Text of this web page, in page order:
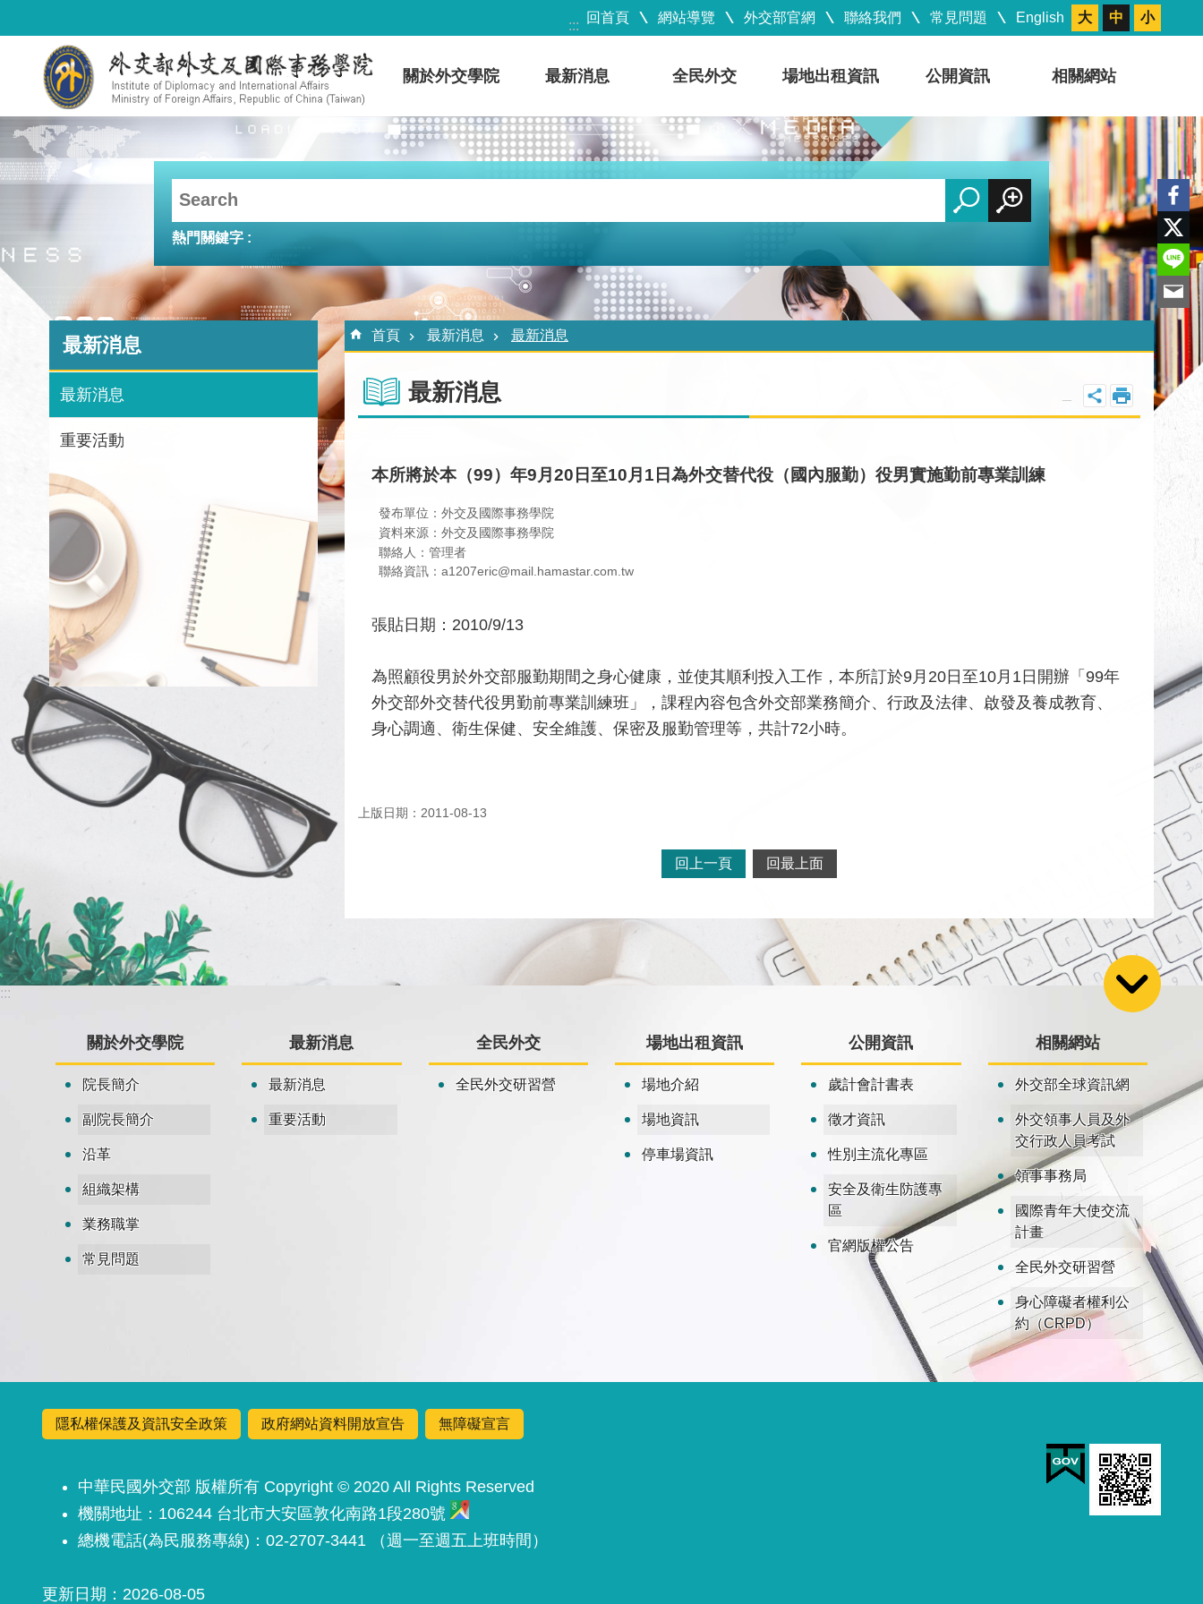
:::
回首頁 網站導覽 外交部官網 聯絡我們 常見問題 English 大 中 小
關於外交學院 最新消息 全民外交 場地出租資訊 公開資訊 相關網站
熱門關鍵字
最新消息
最新消息
重要活動
::: 首頁 最新消息 最新消息
最新消息
本所將於本（99）年9月20日至10月1日為外交替代役（國內服勤）役男實施勤前專業訓練
發布單位：外交及國際事務學院
資料來源：外交及國際事務學院
聯絡人：管理者
聯絡資訊：a1207eric@mail.hamastar.com.tw
張貼日期：2010/9/13
為照顧役男於外交部服勤期間之身心健康，並使其順利投入工作，本所訂於9月20日至10月1日開辦「99年
外交部外交替代役男勤前專業訓練班」，課程內容包含外交部業務簡介、行政及法律、啟發及養成教育、
身心調適、衛生保健、安全維護、保密及服勤管理等，共計72小時。
上版日期：2011-08-13
回上一頁 回最上面
:::
關於外交學院
院長簡介
副院長簡介
沿革
組織架構
業務職掌
常見問題
最新消息
最新消息
重要活動
全民外交
全民外交研習營
場地出租資訊
場地介紹
場地資訊
停車場資訊
公開資訊
歲計會計書表
徵才資訊
性別主流化專區
安全及衛生防護專
區
官網版權公告
相關網站
外交部全球資訊網
外交領事人員及外
交行政人員考試
領事事務局
國際青年大使交流
計畫
全民外交研習營
身心障礙者權利公
約（CRPD）
隱私權保護及資訊安全政策 政府網站資料開放宣告 無障礙宣言
中華民國外交部 版權所有 Copyright © 2020 All Rights Reserved
機關地址：106244 台北市大安區敦化南路1段280號
總機電話(為民服務專線)：02-2707-3441 （週一至週五上班時間）
更新日期 2026-08-05